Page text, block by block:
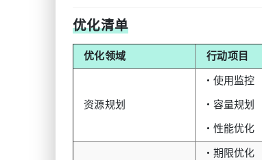
优化清单
优化领域 行动项目
资源规划
• 使用监控
• 容量规划
• 性能优化
• 期限优化